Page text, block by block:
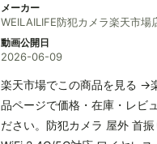
メーカー
WEILAILIFE防犯カメラ楽天市場
動画公開日
2026-06-09
楽天市場でこの商品を見る →
品ページで価格・在庫・レビ
ださい。防犯カメラ 屋外 首